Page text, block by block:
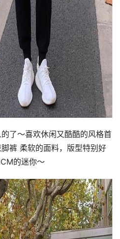
了～喜欢休闲又酷酷的风格首
裤 柔软的面料，版型特别好
的迷你～